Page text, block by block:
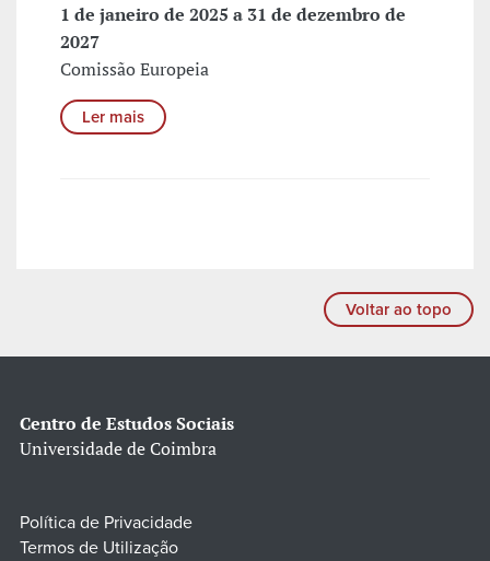
1 de janeiro de 2025 a 31 de dezembro de
2027
Comissão Europeia
Ler mais
Voltar ao topo
Centro de Estudos Sociais
Universidade de Coimbra
Política de Privacidade
Termos de Utilização